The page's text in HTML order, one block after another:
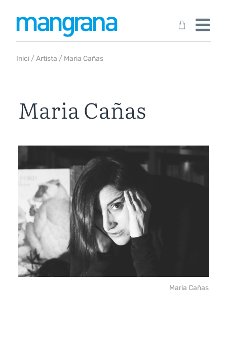
Inici /Artista / Maria Cañas
Maria Cañas
Maria Cañas